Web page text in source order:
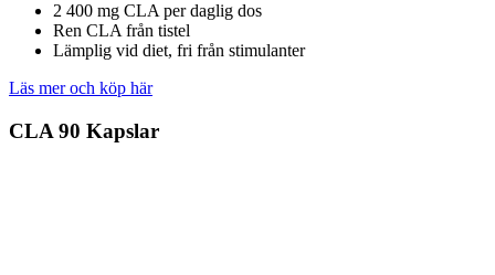
2 400 mg CLA per daglig dos
Ren CLA från tistel
Lämplig vid diet, fri från stimulanter
Läs mer och köp här
CLA 90 Kapslar